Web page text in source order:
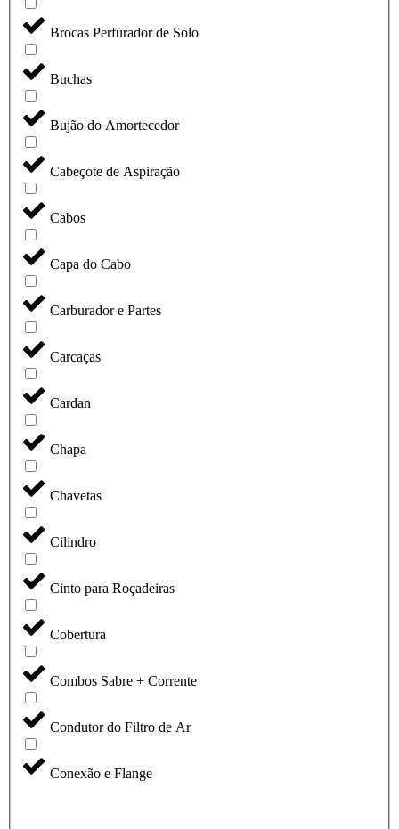
Brocas Perfurador de Solo
Buchas
Bujão do Amortecedor
Cabeçote de Aspiração
Cabos
Capa do Cabo
Carburador e Partes
Carcaças
Cardan
Chapa
Chavetas
Cilindro
Cinto para Roçadeiras
Cobertura
Combos Sabre + Corrente
Condutor do Filtro de Ar
Conexão e Flange